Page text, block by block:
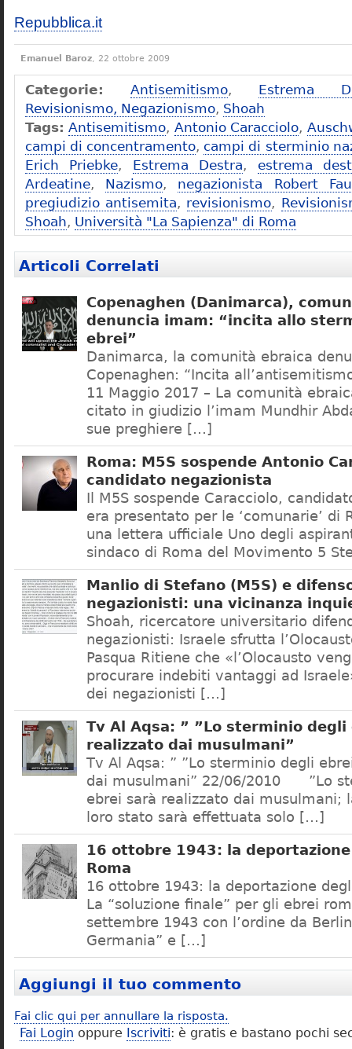
Repubblica.it
Emanuel Baroz, 22 ottobre 2009
Categorie: Antisemitismo, Estrema
Revisionismo, Negazionismo, Shoah
Tags: Antisemitismo, Antonio Caracciolo,
campi di concentramento, campi di sterminio
Erich Priebke, Estrema Destra, estrema
Ardeatine, Nazismo, negazionista Robert
pregiudizio antisemita, revisionismo,
Shoah, Università "La Sapienza" di Roma
Articoli Correlati
Copenaghen (Danimarca),
denuncia imam: “incita allo
ebrei”
Danimarca, la comunità ebraica
Copenaghen: “Incita
11 Maggio 2017 – La comunità
citato in giudizio l’imam Mundhir
sue preghiere […]
Roma: M5S sospende Antonio
candidato negazionista
Il M5S sospende Caracciolo,
era presentato per le ‘comunarie’ di
una lettera ufficiale Uno degli
sindaco di Roma del Movimento 5
Manlio di Stefano (M5S) e
negazionisti: una vicinanza
Shoah, ricercatore universitario
negazionisti: Israele sfrutta
Pasqua Ritiene che «l’Olocausto
procurare indebiti vantaggi ad
dei negazionisti […]
Tv Al Aqsa: ” ”Lo sterminio degli
realizzato dai musulmani”
Tv Al Aqsa: ” ”Lo sterminio degli
dai musulmani” 22/06/2010 ”Lo
ebrei sarà realizzato dai musulmani;
loro stato sarà effettuata solo […]
16 ottobre 1943: la
Roma
16 ottobre 1943: la deportazione
La “soluzione finale” per gli ebrei
settembre 1943 con l’ordine da
Germania” e […]
Aggiungi il tuo commento
Fai clic qui per annullare la risposta.
Fai Login oppure Iscriviti: è gratis e bastano pochi